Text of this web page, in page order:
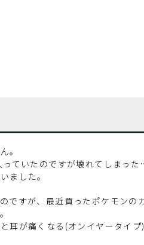
。
ていたのですが壊れてしまっ
ました。
ですが、最近買ったポケモンの
耳が痛くなる(オンイヤータイ